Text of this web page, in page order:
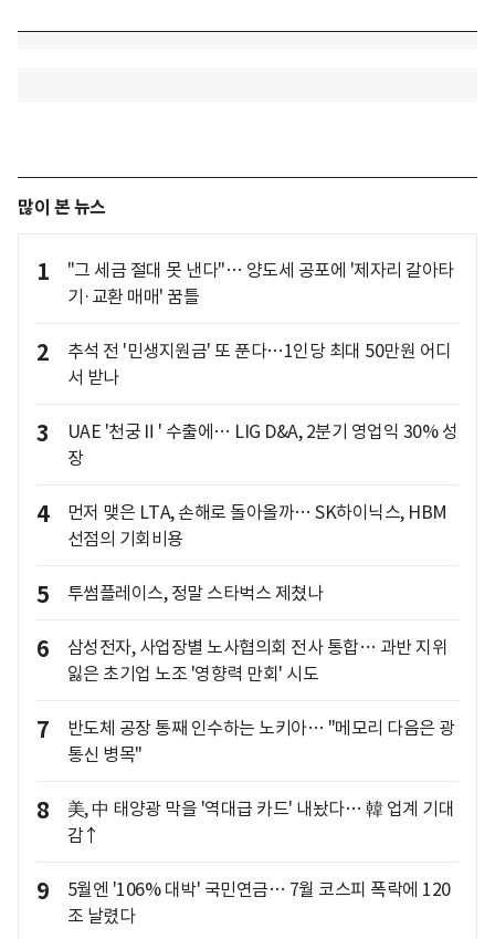
많이 본 뉴스
1
"그 세금 절대 못 낸다"… 양도세 공포에 '제자리 갈아타
기·교환 매매' 꿈틀
2
추석 전 '민생지원금' 또 푼다…1인당 최대 50만원 어디
서 받나
3
UAE '천궁Ⅱ' 수출에… LIG D&A, 2분기 영업익 30% 성
장
4
먼저 맺은 LTA, 손해로 돌아올까… SK하이닉스, HBM
선점의 기회비용
5 투썸플레이스, 정말 스타벅스 제쳤나
6
삼성전자, 사업장별 노사협의회 전사 통합… 과반 지위
잃은 초기업 노조 '영향력 만회' 시도
7
반도체 공장 통째 인수하는 노키아… "메모리 다음은 광
통신 병목"
8
美, 中 태양광 막을 '역대급 카드' 내놨다… 韓 업계 기대
감↑
9
5월엔 '106% 대박' 국민연금… 7월 코스피 폭락에 120
조 날렸다